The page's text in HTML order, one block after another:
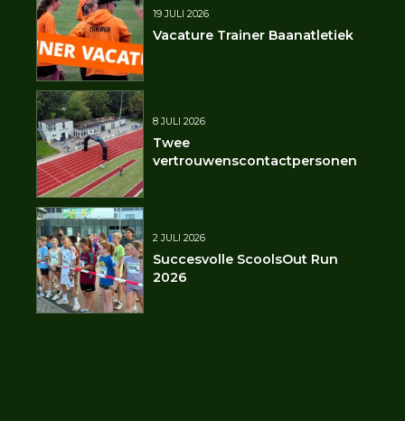
19 JULI 2026
Vacature Trainer Baanatletiek
8 JULI 2026
Twee
vertrouwenscontactpersonen
2 JULI 2026
Succesvolle ScoolsOut Run
2026